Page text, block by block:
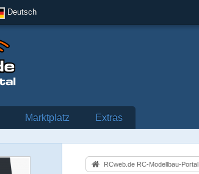
Deutsch
Marktplatz Extras
RCweb.de RC-Modellbau-Portal